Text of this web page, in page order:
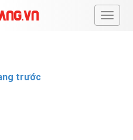
#
trước